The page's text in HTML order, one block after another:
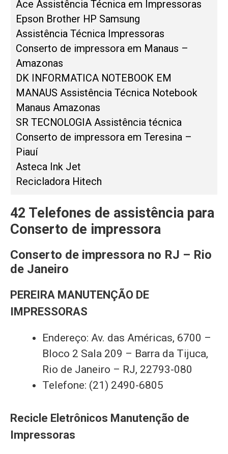
Ace Assistência Técnica em Impressoras
Epson Brother HP Samsung
Assistência Técnica Impressoras
Conserto de impressora em Manaus –
Amazonas
DK INFORMATICA NOTEBOOK EM
MANAUS Assistência Técnica Notebook
Manaus Amazonas
SR TECNOLOGIA Assistência técnica
Conserto de impressora em Teresina –
Piauí
Asteca Ink Jet
Recicladora Hitech
42 Telefones de assistência para
Conserto de impressora
Conserto de impressora no RJ – Rio
de Janeiro
PEREIRA MANUTENÇÃO DE
IMPRESSORAS
Endereço: Av. das Américas, 6700 –
Bloco 2 Sala 209 – Barra da Tijuca,
Rio de Janeiro – RJ, 22793-080
Telefone: (21) 2490-6805
Recicle Eletrônicos Manutenção de
Impressoras